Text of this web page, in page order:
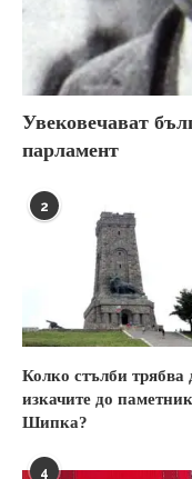
Увековечават
парламент
2
Колко стълби трябва
изкачите до
Шипка?
4